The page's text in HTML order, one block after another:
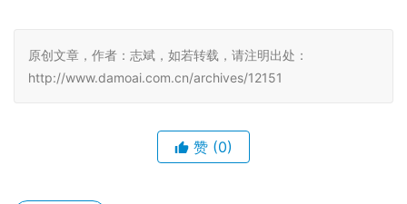
原创文章，作者：志斌，如若转载，请注明出处：
http://www.damoai.com.cn/archives/12151
赞 (0)